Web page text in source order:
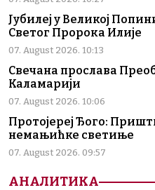
Јубилеј у Великој
Светог Пророка Илије
07. August 2026. 10:13
Свечана прослава
Каламарији
07. August 2026. 10:06
Протојереј Ђого:
немањићке светиње
07. August 2026. 09:57
АНАЛИТИКА